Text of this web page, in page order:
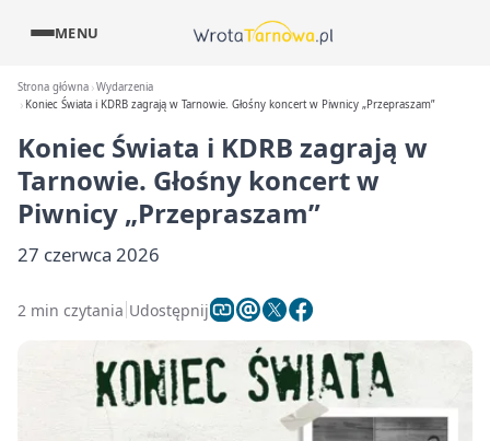
MENU
Strona główna Wydarzenia
Koniec Świata i KDRB zagrają w Tarnowie. Głośny koncert w Piwnicy „Przepraszam”
Koniec Świata i KDRB zagrają w
Tarnowie. Głośny koncert w
Piwnicy „Przepraszam”
27 czerwca 2026
2 min czytania Udostępnij